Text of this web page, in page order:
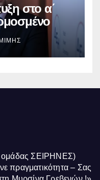
στο α΄
ομάδας ΣΕΙΡΗΝΕΣ)
πραγματικότητα – Σας